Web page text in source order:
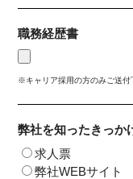
職務経歴書
※キャリア採用の方のみご送付
弊社を知ったきっか
求人票
弊社WEBサイト